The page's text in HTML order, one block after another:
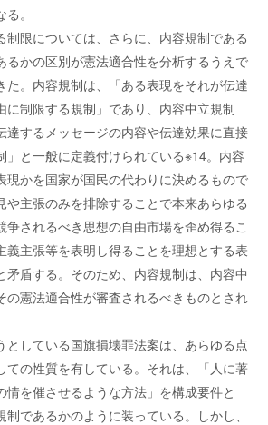
。
限については、さらに、内容規制である
るかの区別が憲法適合性を分析するうえで
た。内容規制は、「ある表現をそれが伝達
に制限する規制」であり、内容中立規制
達するメッセージの内容や伝達効果に直接
」と一般に定義付けられている※14。内容
現かを国家が国民の代わりに決めるもので
や主張のみを排除することで本来あらゆる
争されるべき思想の自由市場を歪め得るこ
義主張等を表明し得ることを理想とする表
矛盾する。そのため、内容規制は、内容中
の憲法適合性が審査されるべきものとされ
している国旗損壊罪法案は、あらゆる点
ての性質を有している。それは、「人に著
情を催させるような方法」を構成要件と
制であるかのように装っている。しかし、